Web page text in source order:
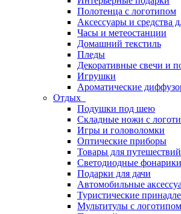
Полотенца с логотипом
Аксессуары и средства
Часы и метеостанции
Домашний текстиль
Пледы
Декоративные свечи и
Игрушки
Ароматические
Отдых
Подушки под шею
Складные ножи с
Игры и головоломки
Оптические приборы
Товары для путешествий
Светодиодные фонарики
Подарки для дачи
Автомобильные
Туристические
Мультитулы с логотипом